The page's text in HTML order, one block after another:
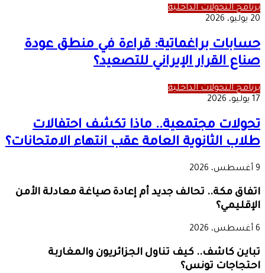
برنامج التحولات الداخلية
20 يوليو، 2026
حسابات براغماتية: قراءة في منطق عودة
صناع القرار الإيراني للتصعيد؟
برنامج التحولات الداخلية
17 يوليو، 2026
تحولات مجتمعية.. ماذا تكشف احتفالات
طلاب الثانوية العامة عقب انتهاء الامتحانات؟
9 أغسطس، 2026
اتفاق مكة.. تحالف جديد أم إعادة صياغة معادلة الأمن
الإقليمي؟
6 أغسطس، 2026
تباين كاشف.. كيف تناول الجزائريون والمغاربة
احتجاجات تونس؟